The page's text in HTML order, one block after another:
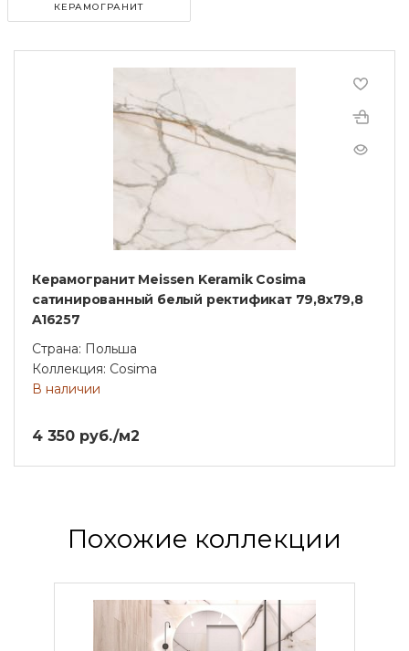
КЕРАМОГРАНИТ
Керамогранит Meissen Keramik Cosima
сатинированный белый ректификат 79,8x79,8
A16257
Страна: Польша
Коллекция: Cosima
В наличии
4 350 руб./м2
Похожие коллекции